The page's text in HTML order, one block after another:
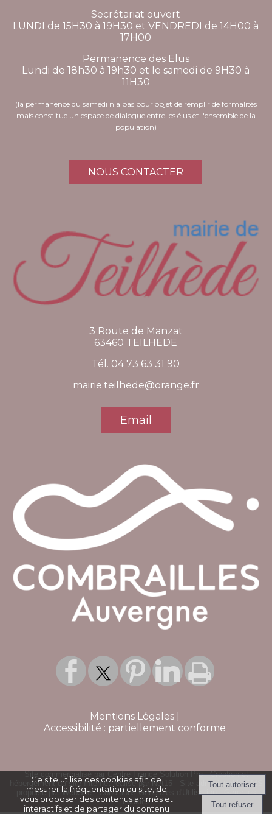
Secrétariat ouvert
LUNDI de 15H30 à 19H30 et VENDREDI de 14H00 à
17H00
Permanence des Elus
Lundi de 18h30 à 19h30 et le samedi de 9H30 à
11H30
(la permanence du samedi n'a pas pour objet de remplir de formalités
mais constitue un espace de dialogue entre les élus et l'ensemble de la
population)
NOUS CONTACTER
3 Route de Manzat
63460 TEILHEDE
Tél. 04 73 63 31 90
mairie.teilhede@orange.fr
Email
Mentions Légales
Accessibilité : partiellement conforme
Site commercialisé par Centre France Solution Pro-Création et
hébergement du site Internet réalisé par Net15
Site administrable CMS
propulsé par WebSee-Conditions Générales d'Utilisation-Gérer les
cookies
Ce site utilise des cookies afin de
mesurer la fréquentation du site, de
vous proposer des contenus animés et
interactifs et de partager du contenu